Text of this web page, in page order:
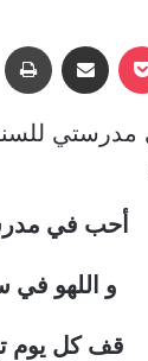
‫Pocket مشاركة عبر البريد
للسنة
أحب في
و اللهو
قف كل يوم